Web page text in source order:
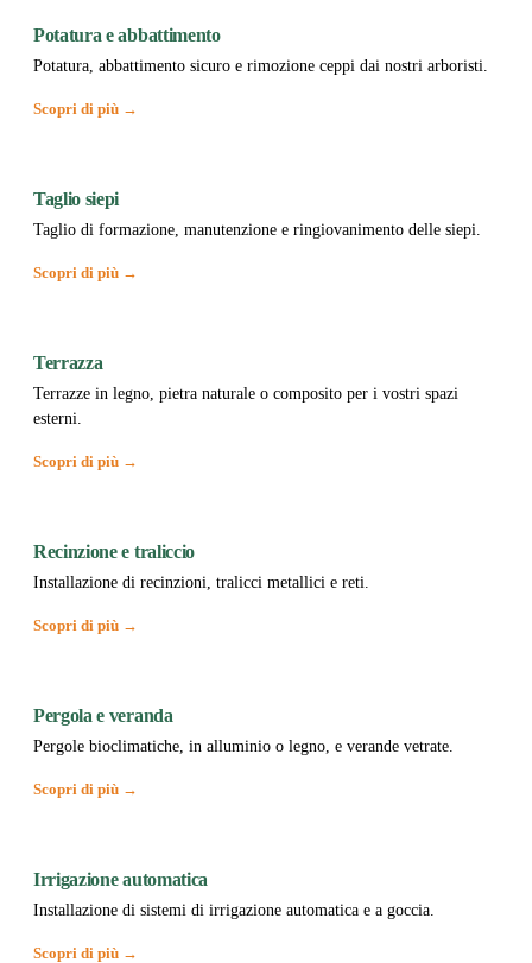
Potatura e abbattimento
Potatura, abbattimento sicuro e rimozione ceppi dai nostri arboristi.
Scopri di più →
Taglio siepi
Taglio di formazione, manutenzione e ringiovanimento delle siepi.
Scopri di più →
Terrazza
Terrazze in legno, pietra naturale o composito per i vostri spazi
esterni.
Scopri di più →
Recinzione e traliccio
Installazione di recinzioni, tralicci metallici e reti.
Scopri di più →
Pergola e veranda
Pergole bioclimatiche, in alluminio o legno, e verande vetrate.
Scopri di più →
Irrigazione automatica
Installazione di sistemi di irrigazione automatica e a goccia.
Scopri di più →